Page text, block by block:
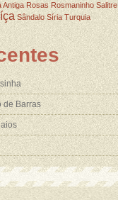
Antiga Rosas Rosmaninho Salitre
Sândalo Síria Turquia
de Barras